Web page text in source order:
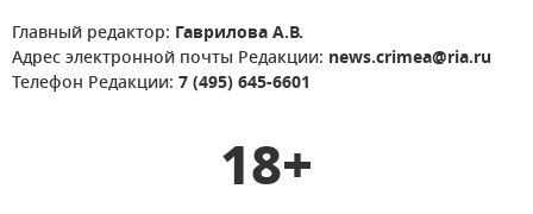
Главный редактор: Гаврилова А.В.
Адрес электронной почты Редакции: news.crimea@ria.ru
Телефон Редакции: 7 (495) 645-6601
18+